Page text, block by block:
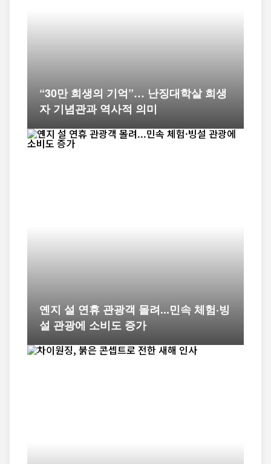
“30만 희생의 기억”… 난징대학살 희생
자 기념관과 역사적 의미
옌지 설 연휴 관광객 몰려...민속 체험·빙
설 관광에 소비도 증가